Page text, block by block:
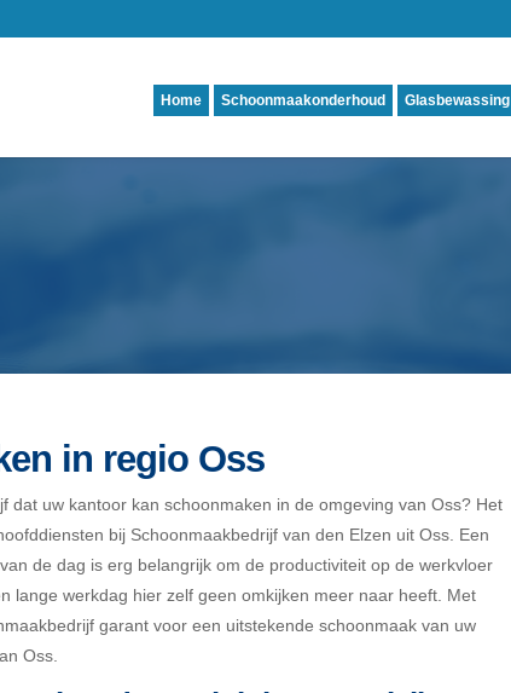
Home Schoonmaakonderhoud Glasbewassing
in regio Oss
dat uw kantoor kan schoonmaken in de omgeving van Oss? Het
bij Schoonmaakbedrijf van den Elzen uit Oss. Een
de dag is erg belangrijk om de productiviteit op de werkvloer
lange werkdag hier zelf geen omkijken meer naar heeft. Met
garant voor een uitstekende schoonmaak van uw
Oss.